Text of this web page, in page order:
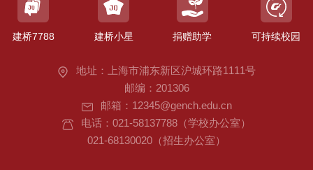
地址：上海市浦东新区沪城环路1111号
邮编：201306
邮箱：12345@gench.edu.cn
电话：021-58137788（学校办公室）
021-68130020（招生办公室）
建桥7788 建桥小星 捐赠助学 可持续校园